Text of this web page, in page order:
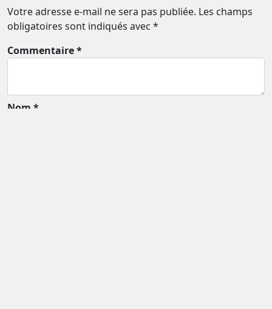
Votre adresse e-mail ne sera pas publiée. Les champs
obligatoires sont indiqués avec *
Commentaire *
Nom *